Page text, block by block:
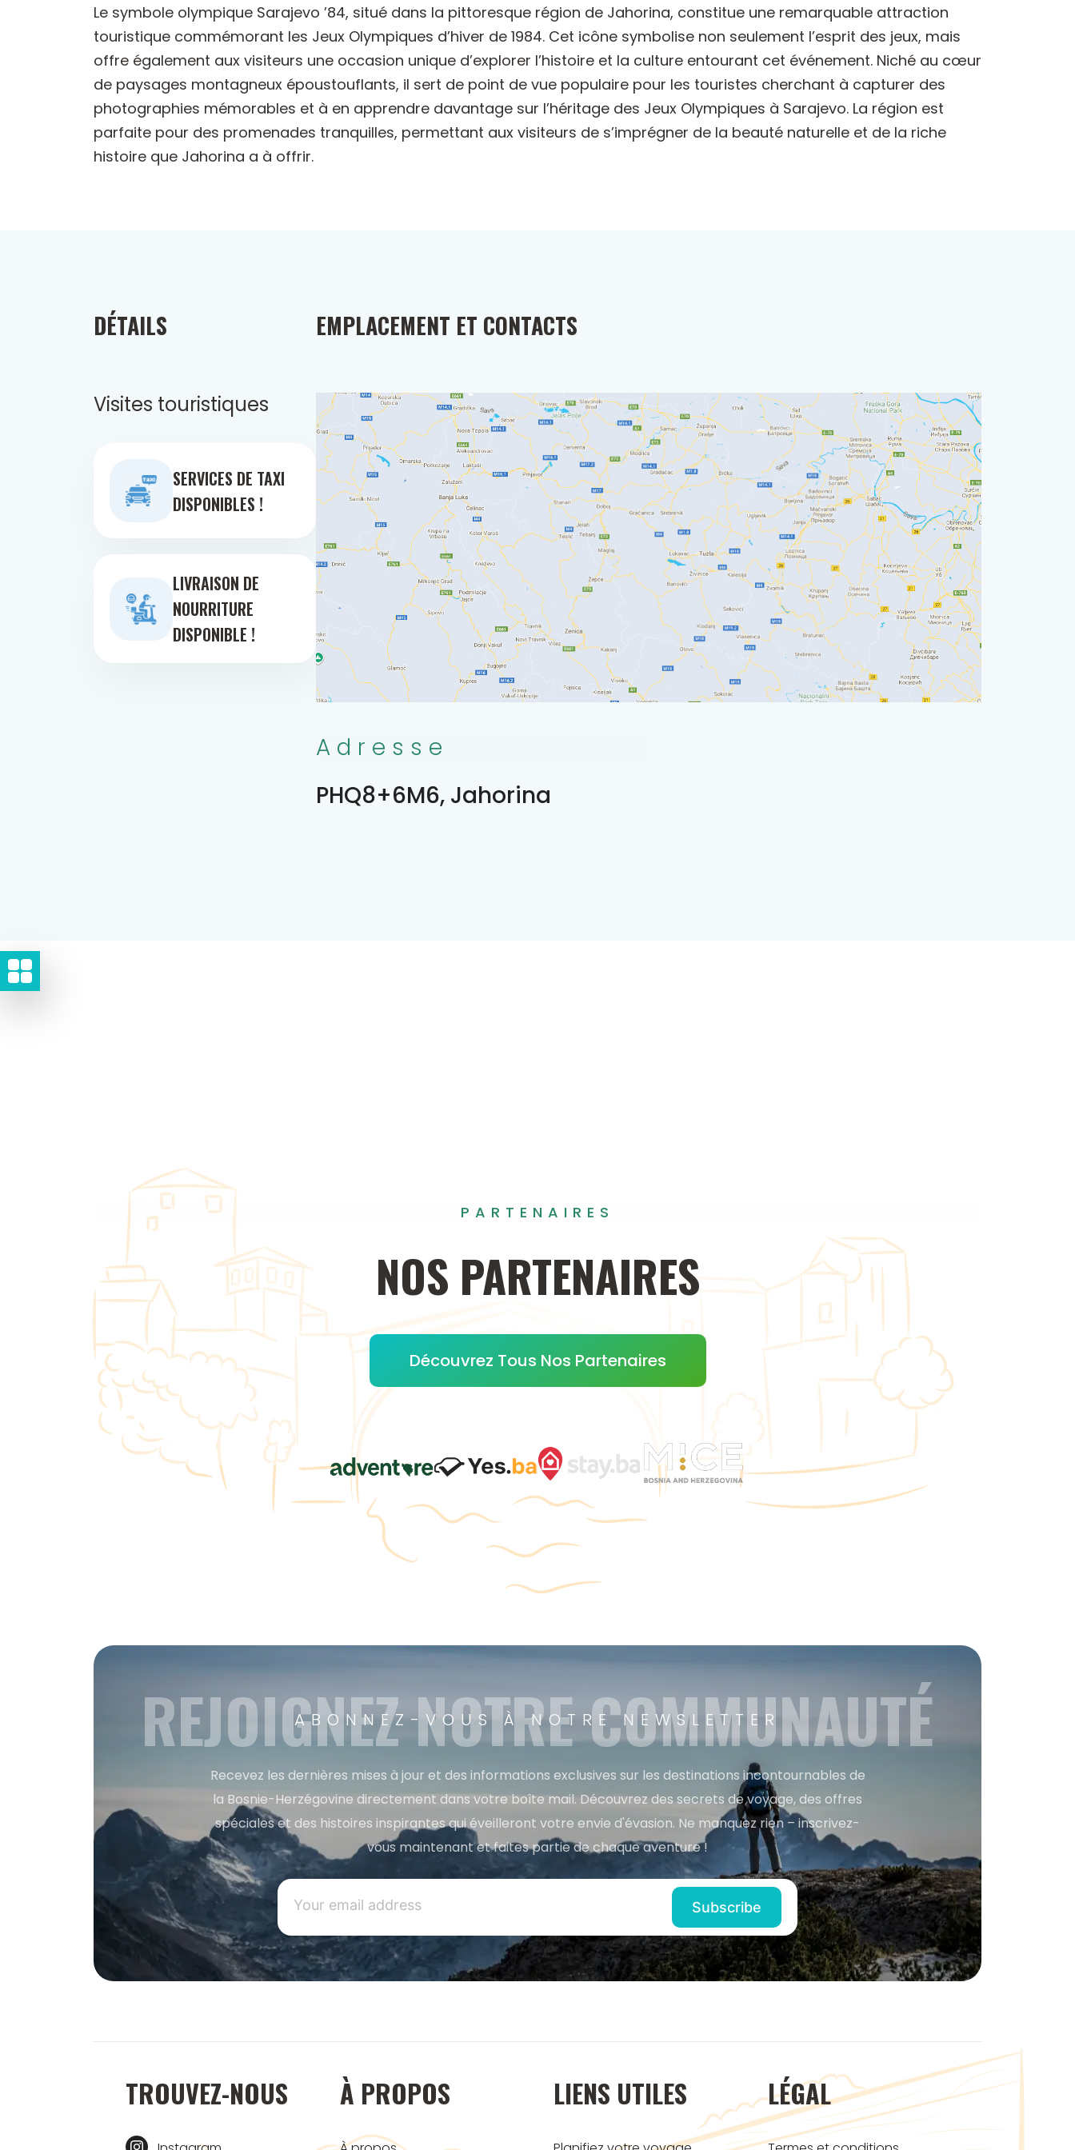
Le symbole olympique Sarajevo ’84, situé dans la pittoresque région de Jahorina, constitue une remarquable attraction
touristique commémorant les Jeux Olympiques d’hiver de 1984. Cet icône symbolise non seulement l’esprit des jeux, mais
offre également aux visiteurs une occasion unique d’explorer l’histoire et la culture entourant cet événement. Niché au cœur
de paysages montagneux époustouflants, il sert de point de vue populaire pour les touristes cherchant à capturer des
photographies mémorables et à en apprendre davantage sur l’héritage des Jeux Olympiques à Sarajevo. La région est
parfaite pour des promenades tranquilles, permettant aux visiteurs de s’imprégner de la beauté naturelle et de la riche
histoire que Jahorina a à offrir.
DÉTAILS
Visites touristiques
SERVICES DE TAXI
DISPONIBLES !
LIVRAISON DE
NOURRITURE
DISPONIBLE !
EMPLACEMENT ET CONTACTS
Adresse
PHQ8+6M6, Jahorina
PARTENAIRES
NOS PARTENAIRES
Découvrez Tous Nos Partenaires
ABONNEZ-VOUS À NOTRE NEWSLETTER
REJOIGNEZ NOTRE COMMUNAUTÉ
Recevez les dernières mises à jour et des informations exclusives sur les destinations incontournables de
la Bosnie-Herzégovine directement dans votre boîte mail. Découvrez des secrets de voyage, des offres
spéciales et des histoires inspirantes qui éveilleront votre envie d'évasion. Ne manquez rien – inscrivez-
vous maintenant et faites partie de chaque aventure !
TROUVEZ-NOUS À PROPOS LIENS UTILES LÉGAL